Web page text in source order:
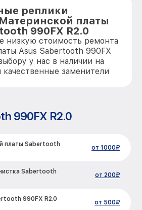
реплики
платы
990FX R2.0
низкую стоимость ремонта
Asus Sabertooth 990FX
у нас в наличии на
заменители
990FX R2.0
платы Sabertooth
от 1000₽
Sabertooth
от 200₽
990FX R2.0
от 500₽